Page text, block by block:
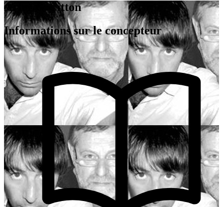
Arter & Citton
Informations sur le concepteur